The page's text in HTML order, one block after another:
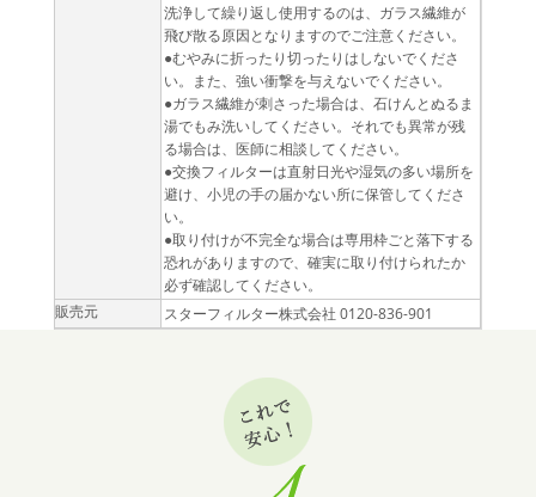
洗浄して繰り返し使用するのは、ガラス繊維が
飛び散る原因となりますのでご注意ください。
●むやみに折ったり切ったりはしないでくださ
い。また、強い衝撃を与えないでください。
●ガラス繊維が刺さった場合は、石けんとぬるま
湯でもみ洗いしてください。それでも異常が残
る場合は、医師に相談してください。
●交換フィルターは直射日光や湿気の多い場所を
避け、小児の手の届かない所に保管してくださ
い。
●取り付けが不完全な場合は専用枠ごと落下する
恐れがありますので、確実に取り付けられたか
必ず確認してください。
販売元
スターフィルター株式会社 0120-836-901